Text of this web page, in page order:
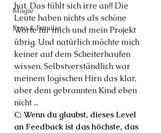
Magie
Frau & Familie
hat. Das fühlt sich irre an!! Die
Leute haben nichts als schöne
Worte für mich und mein Projekt
übrig. Und natürlich möchte mich
keiner auf dem Scheiterhaufen
wissen. Selbstverständlich war
meinem logischen Hirn das klar,
aber dem gebrannten Kind eben
nicht ...
C: Wenn du glaubst, dieses Level
an Feedback ist das höchste, das